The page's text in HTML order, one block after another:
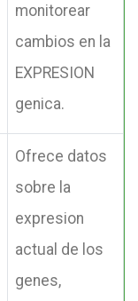
monitorear
cambios en la
EXPRESION
genica.
Ofrece datos
sobre la
expresion
actual de los
genes,